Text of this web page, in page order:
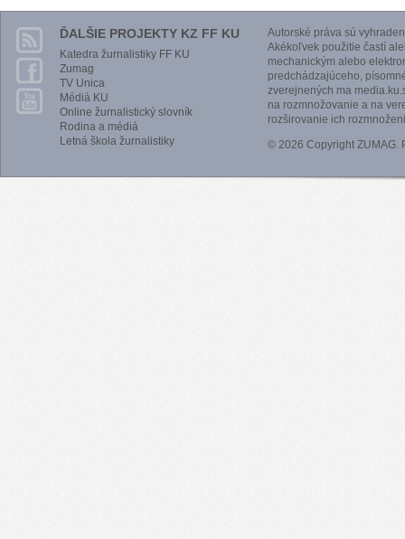
ĎALŠIE PROJEKTY KZ FF KU
Katedra žurnalistiky FF KU
Zumag
TV Unica
Médiá KU
Online žurnalistický slovník
Rodina a médiá
Letná škola žurnalistiky
Autorské práva sú
Akékoľvek použitie častí
mechanickým alebo
predchádzajúceho,
zverejnených ma
na rozmnožovanie a na
rozširovanie ich
© 2026 Copyright ZUMAG.